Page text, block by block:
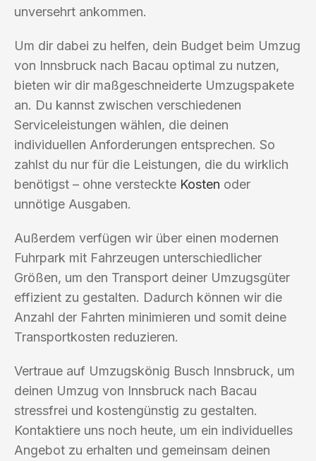
unversehrt ankommen.
Um dir dabei zu helfen, dein Budget beim Umzug
von Innsbruck nach Bacau optimal zu nutzen,
bieten wir dir maßgeschneiderte Umzugspakete
an. Du kannst zwischen verschiedenen
Serviceleistungen wählen, die deinen
individuellen Anforderungen entsprechen. So
zahlst du nur für die Leistungen, die du wirklich
benötigst – ohne versteckte Kosten oder
unnötige Ausgaben.
Außerdem verfügen wir über einen modernen
Fuhrpark mit Fahrzeugen unterschiedlicher
Größen, um den Transport deiner Umzugsgüter
effizient zu gestalten. Dadurch können wir die
Anzahl der Fahrten minimieren und somit deine
Transportkosten reduzieren.
Vertraue auf Umzugskönig Busch Innsbruck, um
deinen Umzug von Innsbruck nach Bacau
stressfrei und kostengünstig zu gestalten.
Kontaktiere uns noch heute, um ein individuelles
Angebot zu erhalten und gemeinsam deinen